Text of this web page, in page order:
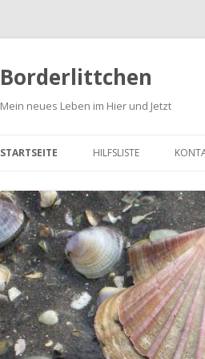
Borderlittchen
Mein neues Leben im Hier und Jetzt
STARTSEITE HILFSLISTE